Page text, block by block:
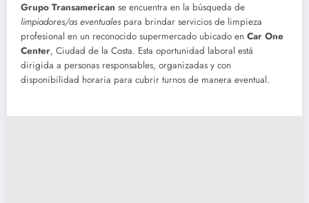
Grupo Transamerican se encuentra en la búsqueda de
limpiadores/as eventuales para brindar servicios de limpieza
profesional en un reconocido supermercado ubicado en Car One
Center, Ciudad de la Costa. Esta oportunidad laboral está
dirigida a personas responsables, organizadas y con
disponibilidad horaria para cubrir turnos de manera eventual.